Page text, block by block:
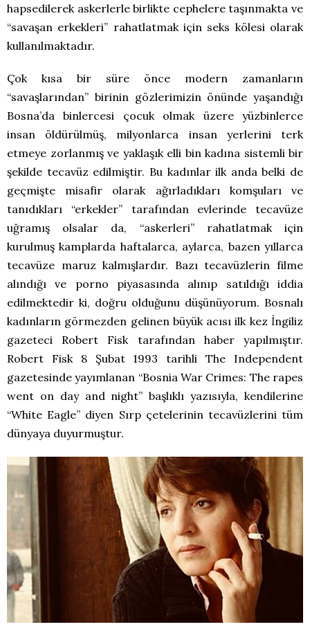
hapsedilerek askerlerle birlikte cephelere taşınmakta ve
“savaşan erkekleri” rahatlatmak için seks kölesi olarak
kullanılmaktadır.
Çok kısa bir süre önce modern zamanların
“savaşlarından” birinin gözlerimizin önünde yaşandığı
Bosna’da binlercesi çocuk olmak üzere yüzbinlerce
insan öldürülmüş, milyonlarca insan yerlerini terk
etmeye zorlanmış ve yaklaşık elli bin kadına sistemli bir
şekilde tecavüz edilmiştir. Bu kadınlar ilk anda belki de
geçmişte misafir olarak ağırladıkları komşuları ve
tanıdıkları “erkekler” tarafından evlerinde tecavüze
uğramış olsalar da, “askerleri” rahatlatmak için
kurulmuş kamplarda haftalarca, aylarca, bazen yıllarca
tecavüze maruz kalmışlardır. Bazı tecavüzlerin filme
alındığı ve porno piyasasında alınıp satıldığı iddia
edilmektedir ki, doğru olduğunu düşünüyorum. Bosnalı
kadınların görmezden gelinen büyük acısı ilk kez İngiliz
gazeteci Robert Fisk tarafından haber yapılmıştır.
Robert Fisk 8 Şubat 1993 tarihli The Independent
gazetesinde yayımlanan “Bosnia War Crimes: The rapes
went on day and night” başlıklı yazısıyla, kendilerine
“White Eagle” diyen Sırp çetelerinin tecavüzlerini tüm
dünyaya duyurmuştur.